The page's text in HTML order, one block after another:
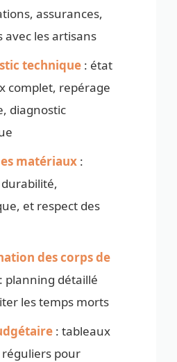
assurances,
avec les artisans
technique : état
complet, repérage
diagnostic
matériaux :
et respect des
des corps de
: planning détaillé
les temps morts
: tableaux
réguliers pour